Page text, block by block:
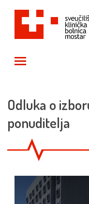
Odluka o
ponuditelja